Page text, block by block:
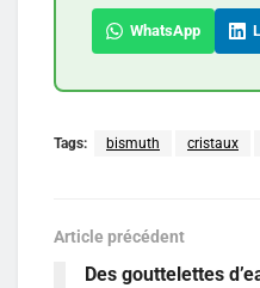
WhatsApp
Tags: bismuth cristaux
Article précédent
Des gouttelettes